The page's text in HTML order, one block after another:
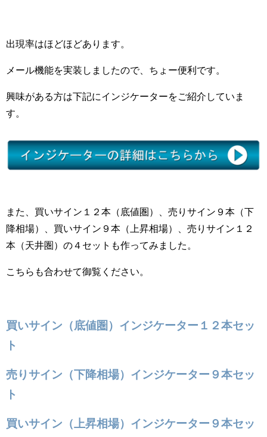
出現率はほどほどあります。
メール機能を実装しましたので、ちょー便利です。
興味がある方は下記にインジケーターをご紹介していま
す。
また、買いサイン１２本（底値圏）、売りサイン９本（下
降相場）、買いサイン９本（上昇相場）、売りサイン１２
本（天井圏）の４セットも作ってみました。
こちらも合わせて御覧ください。
買いサイン（底値圏）インジケーター１２本セッ
ト
売りサイン（下降相場）インジケーター９本セッ
ト
買いサイン（上昇相場）インジケーター９本セッ